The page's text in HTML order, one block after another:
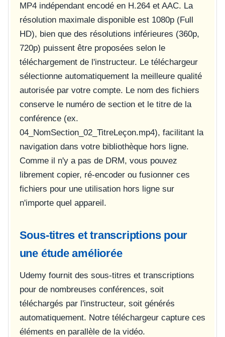
MP4 indépendant encodé en H.264 et AAC. La
résolution maximale disponible est 1080p (Full
HD), bien que des résolutions inférieures (360p,
720p) puissent être proposées selon le
téléchargement de l'instructeur. Le téléchargeur
sélectionne automatiquement la meilleure qualité
autorisée par votre compte. Le nom des fichiers
conserve le numéro de section et le titre de la
conférence (ex.
04_NomSection_02_TitreLeçon.mp4), facilitant la
navigation dans votre bibliothèque hors ligne.
Comme il n'y a pas de DRM, vous pouvez
librement copier, ré-encoder ou fusionner ces
fichiers pour une utilisation hors ligne sur
n'importe quel appareil.
Sous-titres et transcriptions pour
une étude améliorée
Udemy fournit des sous-titres et transcriptions
pour de nombreuses conférences, soit
téléchargés par l'instructeur, soit générés
automatiquement. Notre téléchargeur capture ces
éléments en parallèle de la vidéo.